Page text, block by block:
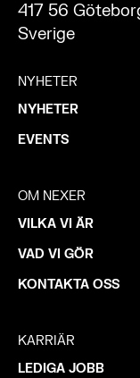
417 56
Sverige
NYHETER
NYHETER
EVENTS
OM NEXER
VILKA VI ÄR
VAD VI GÖR
KONTAKTA OSS
KARRIÄR
LEDIGA JOBB